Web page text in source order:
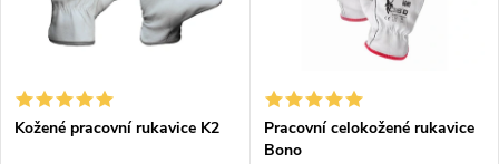
Kožené pracovní rukavice K2
Pracovní celokožené rukavice
Bono